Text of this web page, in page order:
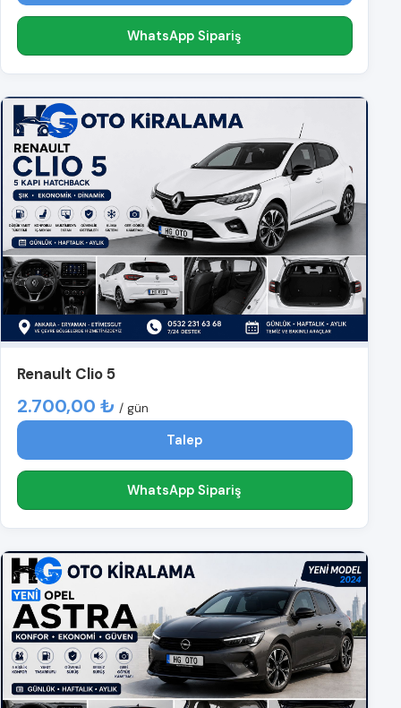
WhatsApp Sipariş
Renault Clio 5
2.700,00 ₺ / gün
Talep
WhatsApp Sipariş